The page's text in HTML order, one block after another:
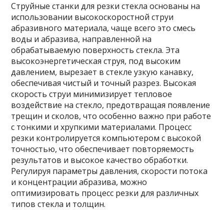
Струйные станки для резки стекла основаны на
использовании высокоскоростной струи
абразивного материала, чаще всего это смесь
воды и абразива, направленной на
обрабатываемую поверхность стекла. Эта
высокоэнергетическая струя, под высоким
давлением, вырезает в стекле узкую канавку,
обеспечивая чистый и точный разрез. Высокая
скорость струи минимизирует тепловое
воздействие на стекло, предотвращая появление
трещин и сколов, что особенно важно при работе
с тонкими и хрупкими материалами. Процесс
резки контролируется компьютером с высокой
точностью, что обеспечивает повторяемость
результатов и высокое качество обработки.
Регулируя параметры давления, скорости потока
и концентрации абразива, можно
оптимизировать процесс резки для различных
типов стекла и толщин.